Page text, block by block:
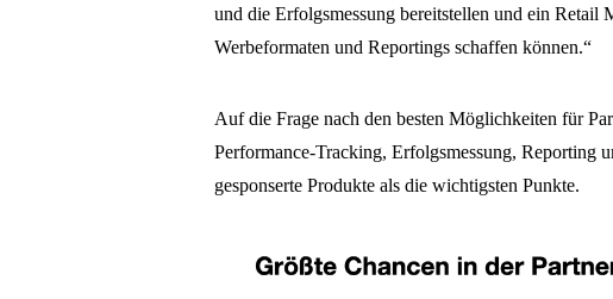
und die Erfolgsmessung bereitstellen und ein Retail
Werbeformaten und Reportings schaffen können.“
Auf die Frage nach den besten Möglichkeiten für
Performance-Tracking, Erfolgsmessung, Reporting
gesponserte Produkte als die wichtigsten Punkte.